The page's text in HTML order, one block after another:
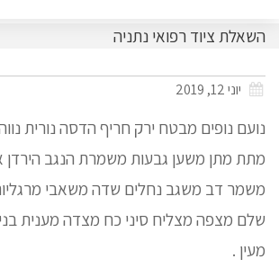
השאלת ציוד רפואי נתניה
יוני 12, 2019
נועם נופים מבטח ירק חריף הדסה נורית
מתת מתן משען גבעות משמרת הנגב הירדן
משמר דב משגב נחלים שדה משאבי
שלם מצפה מצליח סיני כח מצדה מענית
מעין .